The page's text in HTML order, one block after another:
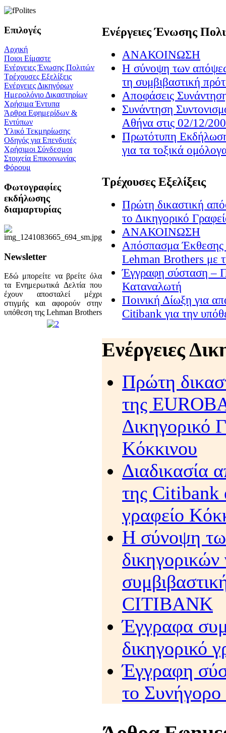
Επιλογές
Αρχική
Ποιοι Είμαστε
Ενέργειες Ένωσης Πολιτών
Τρέχουσες Εξελίξεις
Ενέργειες Δικηγόρων
Ημερολόγιο Δικαστηρίων
Χρήσιμα Έντυπα
Άρθρα Εφημερίδων &
Εντύπων
Υλικό Τεκμηρίωσης
Οδηγός για Επενδυτές
Χρήσιμοι Σύνδεσμοι
Στοιχεία Επικοινωνίας
Φόρουμ
Φωτογραφίες
εκδήλωσης
διαμαρτυρίας
Newsletter
Εδώ μπορείτε να βρείτε όλα
τα Ενημερωτικά Δελτία που
έχουν αποσταλεί μέχρι
στιγμής και αφορούν στην
υπόθεση της Lehman Brothers
Ενέργειες Ένωσης
ΑΝΑΚΟΙΝΩΣΗ
H σύνοψη των
τη συμβιβαστική
Αποφάσεις
Συνάντηση
Αθήνα στις 02/12/
Πρωτότυπη
για τα τοξικά
Τρέχουσες Εξελίξεις
Πρώτη δικαστική
το Δικηγορικό
ΑΝΑΚΟΙΝΩΣΗ
Απόσπασμα Έκθεσης
Lehman Brothers με
Έγγραφη σύσταση –
Καταναλωτή
Ποινική Δίωξη για
Citibank για την
Ενέργειες
Πρώτη
της
Δικηγορικό
Κόκκινου
Διαδικασία
της Citibank
γραφείο
H σύνοψη
CITIBANK
Έγγραφα
δικηγορικό
Έγγραφη
το